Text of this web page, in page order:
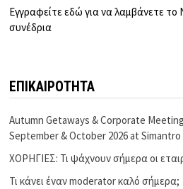
Εγγραφείτε εδώ για να λαμβάνετε
συνέδρια
ΕΠΙΚΑΙΡΟΤΗΤΑ
Autumn Getaways & Corporate
September & October 2026 at
ΧΟΡΗΓΙΕΣ: Τι ψάχνουν σήμερα οι
Τι κάνει έναν moderator καλό σήμερα;